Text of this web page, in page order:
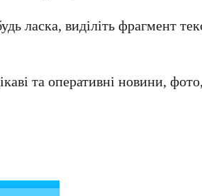
ласка, виділіть фрагмент
та оперативні новини,